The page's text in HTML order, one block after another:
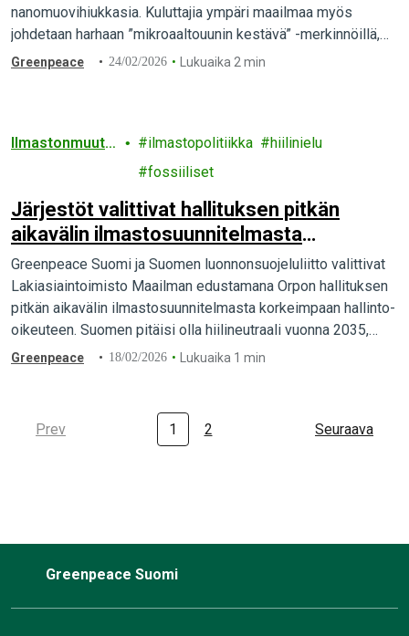
puutteellista
nanomuovihiukkasia. Kuluttajia ympäri maailmaa myös
johdetaan harhaan ”mikroaaltouunin kestävä” -merkinnöillä,
viimeisintä tutkimustietoa vertaillut Greenpeacen
Greenpeace 24/02/2026 Lukuaika 2 min
Ilmastonmuuto
ilmastopolitiikka
hiilinielu
fossiiliset
Järjestöt valittivat hallituksen pitkän
aikavälin ilmastosuunnitelmasta
oikeuteen
Greenpeace Suomi ja Suomen luonnonsuojeluliitto valittivat
Lakiasiaintoimisto Maailman edustamana Orpon hallituksen
pitkän aikavälin ilmastosuunnitelmasta korkeimpaan hallinto-
oikeuteen. Suomen pitäisi olla hiilineutraali vuonna 2035,
mutta pääministeri Orpon hallituksen suunnitelmalla siihen ei
Greenpeace 18/02/2026 Lukuaika 1 min
Prev 1 2 Seuraava
Greenpeace Suomi